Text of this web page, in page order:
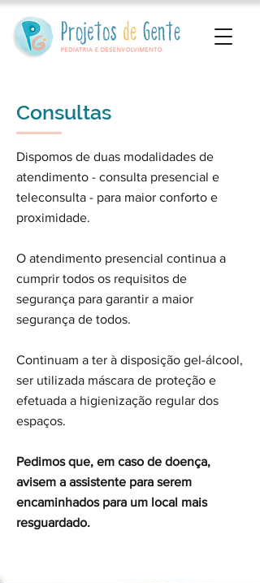
Consultas
Dispomos de duas modalidades de
atendimento - consulta presencial e
teleconsulta - para maior conforto e
proximidade.
O atendimento presencial continua a
cumprir todos os requisitos de
segurança para garantir a maior
segurança de todos.
Continuam a ter à disposição gel-álcool,
ser utilizada máscara de proteção e
efetuada a higienização regular dos
espaços.
Pedimos que, em caso de doença,
avisem a assistente para serem
encaminhados para um local mais
resguardado.